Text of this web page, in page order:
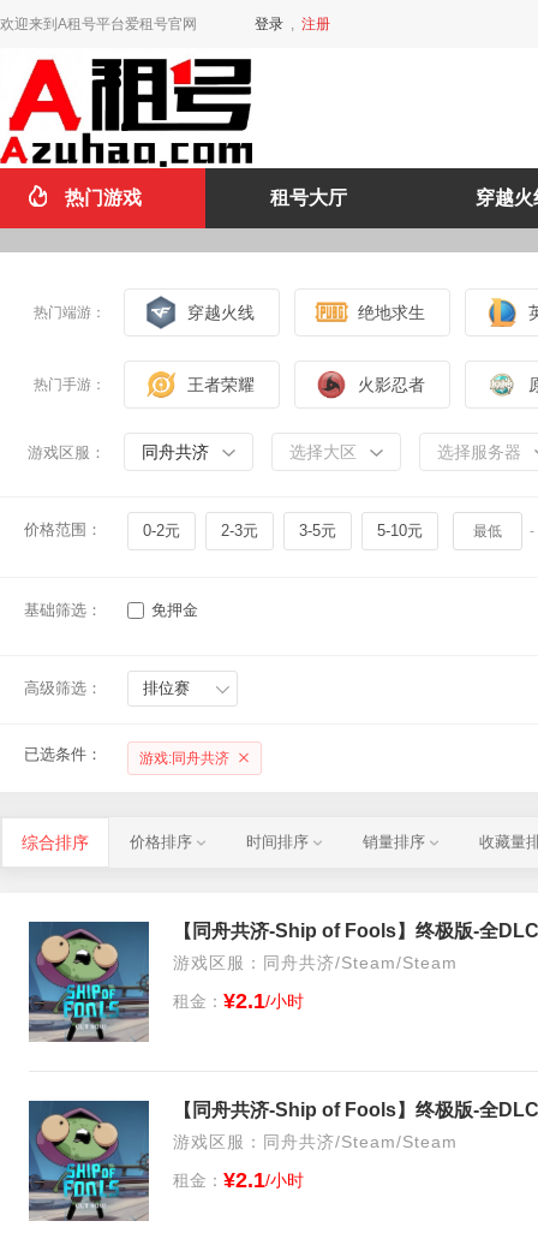
欢迎来到A租号平台爱租号官网 登录 , 注册
热门游戏 租号大厅 穿越火
热门端游： 穿越火线 绝地求生
热门手游： 王者荣耀 火影忍者
游戏区服： 同舟共济 选择大区 选择服务器
价格范围： 0-2元 2-3元 3-5元 5-10元 -
基础筛选： 免押金
高级筛选： 排位赛
已选条件： 游戏:同舟共济
综合排序 价格排序 时间排序 销量排序 收藏量
游戏区服：同舟共济/Steam/Steam
租金： ¥2.1/小时
游戏区服：同舟共济/Steam/Steam
租金： ¥2.1/小时